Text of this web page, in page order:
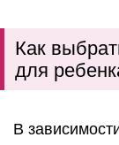
Как
для
В